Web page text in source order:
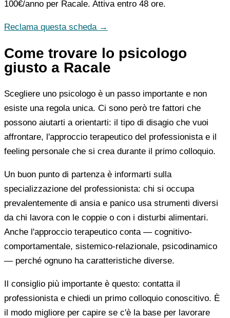
100€/anno per Racale. Attiva entro 48 ore.
Reclama questa scheda →
Come trovare lo psicologo
giusto a Racale
Scegliere uno psicologo è un passo importante e non
esiste una regola unica. Ci sono però tre fattori che
possono aiutarti a orientarti: il tipo di disagio che vuoi
affrontare, l'approccio terapeutico del professionista e il
feeling personale che si crea durante il primo colloquio.
Un buon punto di partenza è informarti sulla
specializzazione del professionista: chi si occupa
prevalentemente di ansia e panico usa strumenti diversi
da chi lavora con le coppie o con i disturbi alimentari.
Anche l'approccio terapeutico conta — cognitivo-
comportamentale, sistemico-relazionale, psicodinamico
— perché ognuno ha caratteristiche diverse.
Il consiglio più importante è questo: contatta il
professionista e chiedi un primo colloquio conoscitivo. È
il modo migliore per capire se c'è la base per lavorare